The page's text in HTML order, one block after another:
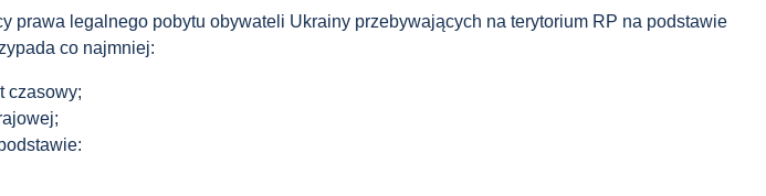
prawa legalnego pobytu obywateli Ukrainy przebywających na terytorium RP na podstawie
co najmniej:
czasowy;